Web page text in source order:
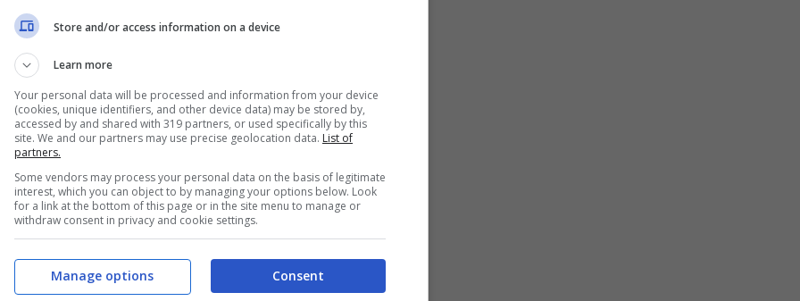
Tara è infatti coinvolta nell’ultima bufera social
di Uomini e donne. La Gabrielletto sarebbe
Giulia Carnevali
serata a Capodanno,
a tener duro e ad aspettare prima di uscire
riteneva infatti che in tal modo Lucas
Store and/or access information on a device
Learn more
Your personal data will be processed and information from your device
(cookies, unique identifiers, and other device data) may be stored by,
accessed by and shared with 319 partners, or used specifically by this
site. We and our partners may use precise geolocation data. List of
partners.
Some vendors may process your personal data on the basis of legitimate
interest, which you can object to by managing your options below. Look
for a link at the bottom of this page or in the site menu to manage or
withdraw consent in privacy and cookie settings.
Consent
Manage options